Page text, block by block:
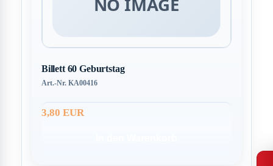
Billett 60 Geburtstag
Art.-Nr. KA00416
3,80 EUR